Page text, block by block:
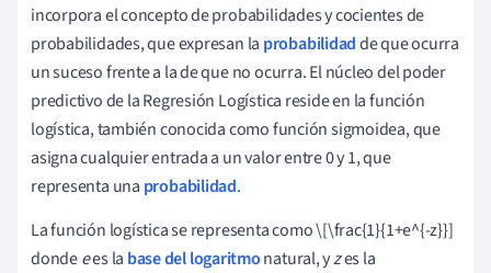
incorpora el concepto de probabilidades y cocientes de
probabilidades, que expresan la probabilidadde que ocurra
un suceso frente a la de que no ocurra. El núcleo del poder
predictivo de la Regresión Logística reside en la función
logística, también conocida como función sigmoidea, que
asigna cualquier entrada a un valor entre 0 y 1, que
representa una probabilidad.
La función logística se representa como \[\frac{1}{1+e^{-z}}]
dondeees la base del logaritmonatural, yzes la